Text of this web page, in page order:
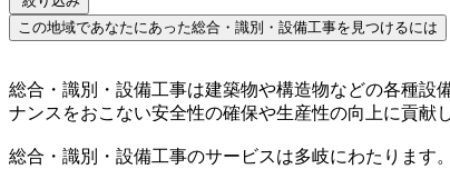
この地域であなたにあった総合・識別・設備工事を見つけるには
総合・識別・設備工事は建築物や構造物などの各種設
ナンスをおこない安全性の確保や生産性の向上に貢献
総合・識別・設備工事のサービスは多岐にわたります